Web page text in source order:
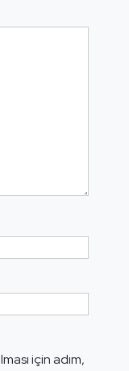
için adım,